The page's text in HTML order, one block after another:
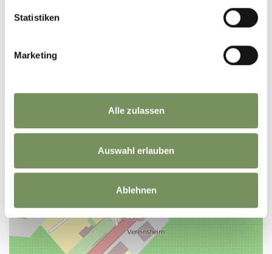
Statistiken
Marketing
Alle zulassen
Auswahl erlauben
Ablehnen
+